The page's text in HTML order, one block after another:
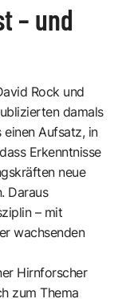
– und
Rock und
damals
einen Aufsatz, in
Erkenntnisse
neue
Daraus
– mit
wachsenden
Hirnforscher
zum Thema